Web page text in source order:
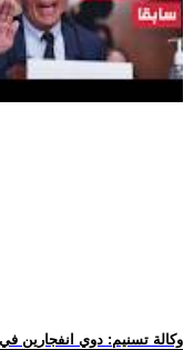
.. وكالة تسنيم: دوي